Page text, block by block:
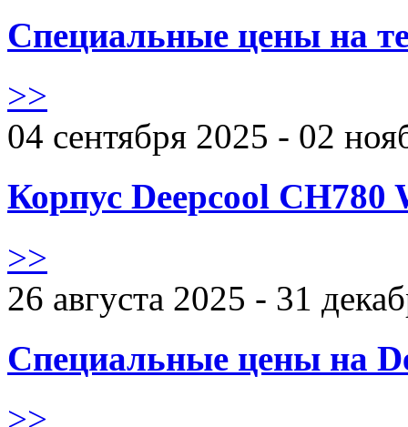
Специальные цены на
>>
04 сентября 2025 - 02
Корпус Deepcool CH780
>>
26 августа 2025 - 31
Специальные цены на
>>